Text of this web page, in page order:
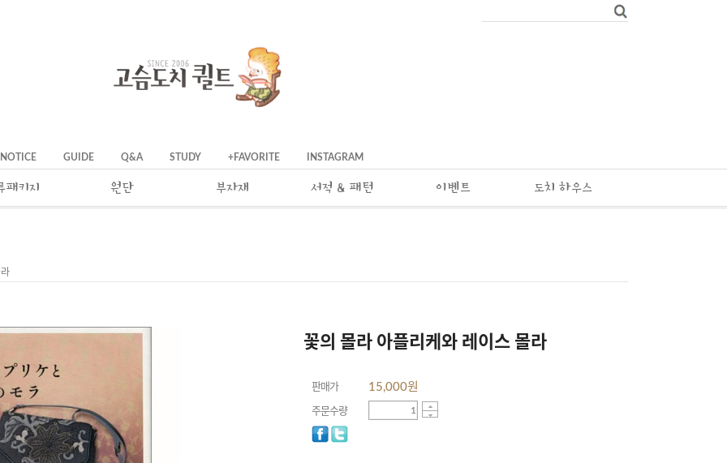
NOTICE GUIDE Q&A STUDY +FAVORITE INSTAGRAM
패키지 원단 부자재 서적 & 패턴 이벤트 도치 하우스
꽃의 몰라 아플리케와 레이스 몰라
판매가 15,000원
주문수량